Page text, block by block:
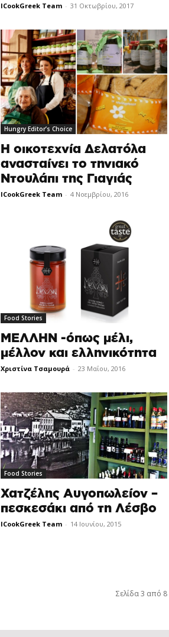
ICookGreek Team - 31 Οκτωβρίου, 2017
Hungry Editor’s Choice
Η οικοτεχνία Δελατόλα
ανασταίνει το τηνιακό
Ντουλάπι της Γιαγιάς
ICookGreek Team - 4 Νοεμβρίου, 2016
Food Stories
ΜΕΛΛΗΝ -όπως μέλι,
μέλλον και ελληνικότητα
Χριστίνα Τσαμουρά - 23 Μαΐου, 2016
Food Stories
Χατζέλης Αυγοπωλείον –
πεσκεσάκι από τη Λέσβο
ICookGreek Team - 14 Ιουνίου, 2015
Σελίδα 3 από 8